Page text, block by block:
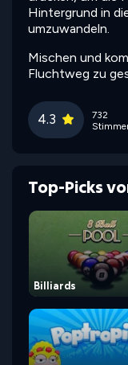
Hintergrund in
umzuwandeln.
Mischen und
Fluchtweg zu
4.3
732
Top-Picks
Billiards